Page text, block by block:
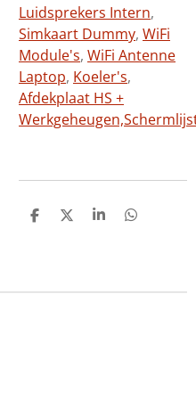
Luidsprekers Intern,
Simkaart Dummy, WiFi
Module's, WiFi Antenne
Laptop, Koeler's,
Afdekplaat HS +
Werkgeheugen,
D
D
S
D